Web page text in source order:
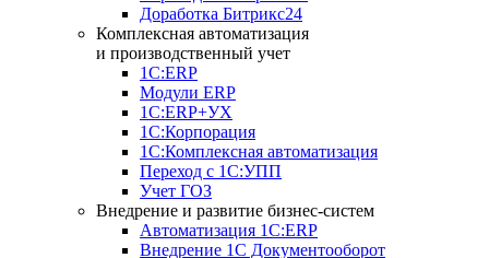
Доработка Битрикс24
Комплексная автоматизация
и производственный учет
1С:ERP
Модули ERP
1C:ERP+УХ
1С:Корпорация
1С:Комплексная автоматизация
Переход с 1С:УПП
Учет ГОЗ
Внедрение и развитие бизнес-систем
Автоматизация 1С:ERP
Внедрение 1С Документооборот